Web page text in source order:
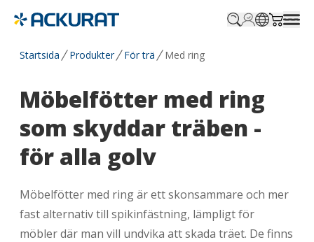
Startsida Produkter För trä Med ring
Möbelfötter med ring
som skyddar träben -
för alla golv
Möbelfötter med ring är ett skonsammare och mer
fast alternativ till spikinfästning, lämpligt för
möbler där man vill undvika att skada träet. De finns